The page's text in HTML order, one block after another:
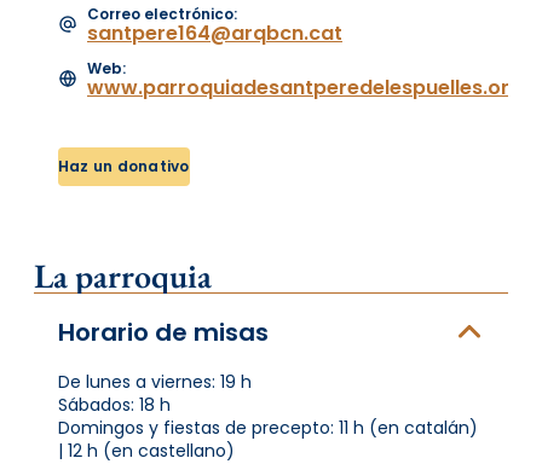
Correo electrónico:
santpere164@arqbcn.cat
Web:
www.parroquiadesantperedelespuelles.org
Haz un donativo
La parroquia
Horario de misas
De lunes a viernes: 19 h
Sábados: 18 h
Domingos y fiestas de precepto: 11 h (en catalán)
| 12 h (en castellano)